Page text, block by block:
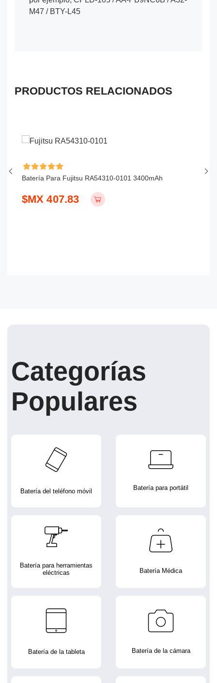
M47 / BTY-L45
PRODUCTOS RELACIONADOS
Batería Para Fujitsu RA54310-0101 3400mAh
$MX 407.83
Categorías
Populares
Batería del teléfono móvil Batería para portátil
Batería para herramientas
eléctricas
Batería Médica
Batería de la tableta Batería de la cámara